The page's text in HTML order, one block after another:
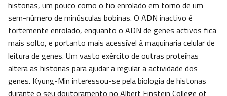
histonas, um pouco como o fio enrolado em torno de um
sem-número de minúsculas bobinas. O ADN inactivo é
fortemente enrolado, enquanto o ADN de genes activos fica
mais solto, e portanto mais acessível à maquinaria celular de
leitura de genes. Um vasto exército de outras proteínas
altera as histonas para ajudar a regular a actividade dos
genes. Kyung-Min interessou-se pela biologia de histonas
durante o seu doutoramento no Albert Einstein College of